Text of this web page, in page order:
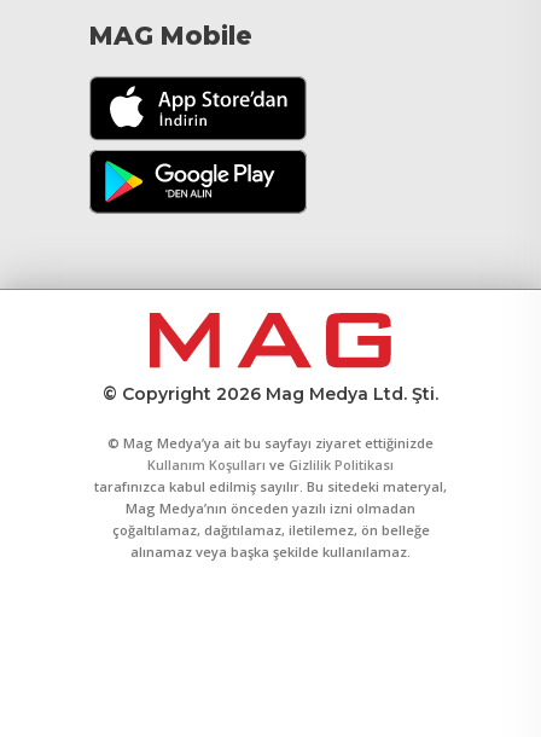
MAG Mobile
© Copyright 2026 Mag Medya Ltd. Şti.
© Mag Medya’ya ait bu sayfayı ziyaret ettiğinizde
Kullanım Koşulları ve Gizlilik Politikası
tarafınızca kabul edilmiş sayılır. Bu sitedeki materyal,
Mag Medya’nın önceden yazılı izni olmadan
çoğaltılamaz, dağıtılamaz, iletilemez, ön belleğe
alınamaz veya başka şekilde kullanılamaz.